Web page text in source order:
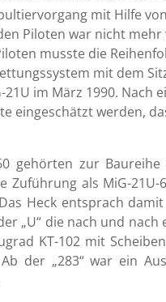
mit Hilfe
Piloten war nicht
musste die
mit dem
im März 1990.
eingeschätzt werden,
gehörten zur
Zuführung als MiG-
Heck entsprach
„U“ die nach und
KT-102 mit
der „283“ war ein